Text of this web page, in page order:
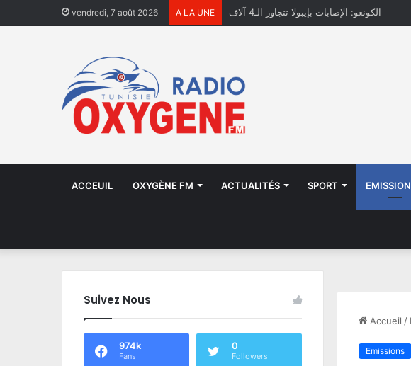
vendredi, 7 août 2026 A LA UNE الكونغو: الإصابات بإيبولا تتجاوز الـ4 آلاف
ACCEUIL OXYGÈNE FM ACTUALITÉS SPORT
Accueil /
Emissions
Suivez Nous
974k
Fans
0
Followers